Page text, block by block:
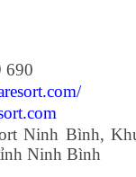
690
Ninh Bình,
Ninh Bình